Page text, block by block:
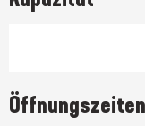
Öffnungszeiten